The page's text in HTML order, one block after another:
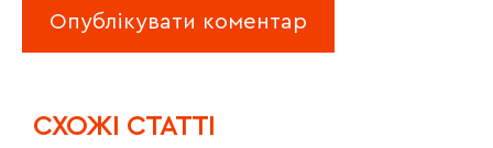
CХОЖІ СТАТТІ